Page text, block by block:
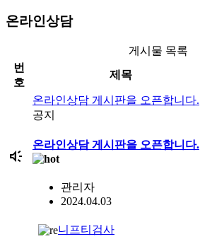
온라인상담
게시물 목록
번
호
제목
brand_awareness
온라인상담 게시판을 오픈합니다.
공지
온라인상담 게시판을 오픈합니다.
관리자
2024.04.03
니프티검사